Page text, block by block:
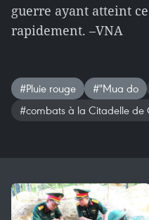
guerre ayant atteint
rapidement. –VNA
#Pluie rouge #"Mua do
#combats à la Citadelle de